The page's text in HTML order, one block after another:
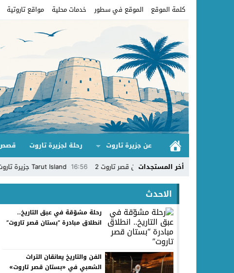
كلمة الموقع الموقع في سطور خدمات محلية مواقع تاروتية
عن جزيرة تاروت رحلة لجزيرة تاروت قصص
أخر المستجدات
بستان قصر تاروت 2 16:56 Tarut Island جزيرة تاروت 16:49
الاحدث
رحلة مشوّقة في عبق التاريخ..
انطلاق مبادرة “بستان قصر تاروت”
الفن والتاريخ يعانقان التراث
الشعبي في «بستان قصر تاروت»